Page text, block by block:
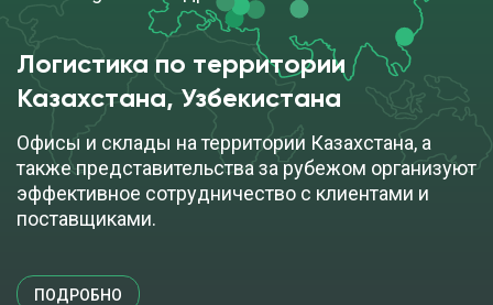
Логистика по территории
Казахстана, Узбекистана
Офисы и склады на территории Казахстана, а
также представительства за рубежом организуют
эффективное сотрудничество с клиентами и
поставщиками.
ПОДРОБНО